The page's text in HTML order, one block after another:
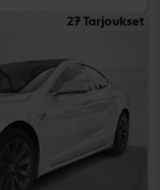
27 Tarjoukset